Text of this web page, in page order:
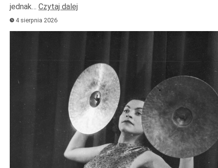
jednak… Czytaj dalej
4 sierpnia 2026